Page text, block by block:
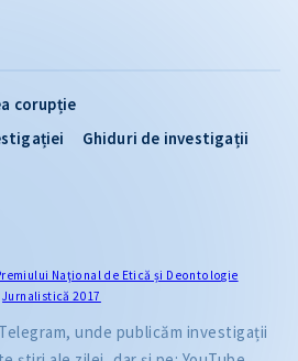
corupție
Ghiduri de investigații
Naţional de Etică și Deontologie
Jurnalistică 2017
unde publicăm investigații